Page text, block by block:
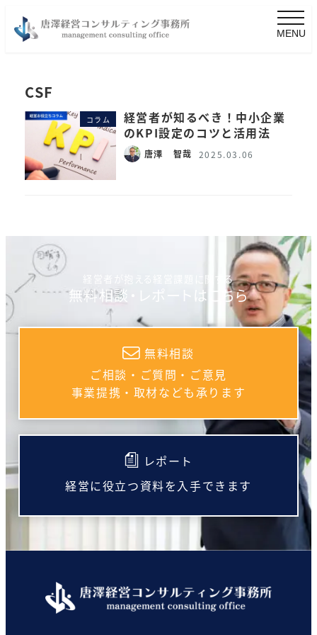
MENU
CSF
コラム
経営者が知るべき！中小企業
のKPI設定のコツと活用法
唐澤 智哉 2025.03.06
経営者が抱える経営課題に関する
無料相談・レポートはこちら
無料相談
ご相談・ご質問・ご意見
事業提携・取材なども承ります
レポート
経営に役立つ資料を入手できます